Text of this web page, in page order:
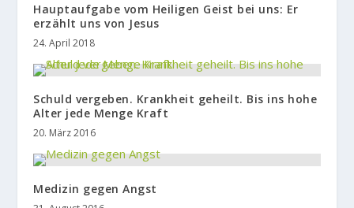
Hauptaufgabe vom Heiligen Geist bei uns: Er
erzählt uns von Jesus
24. April 2018
Schuld vergeben. Krankheit geheilt. Bis ins hohe
Alter jede Menge Kraft
20. März 2016
Medizin gegen Angst